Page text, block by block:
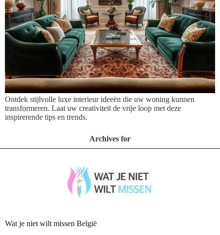
Ontdek stijlvolle luxe interieur ideeën die uw woning kunnen
transformeren. Laat uw creativiteit de vrije loop met deze
inspirerende tips en trends.
Archives for
Wat je niet wilt missen België